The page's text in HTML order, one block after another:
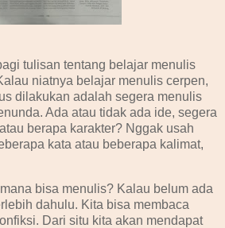
tulisan tentang belajar menulis
niatnya belajar menulis cerpen,
dilakukan adalah segera menulis
Ada atau tidak ada ide, segera
berapa karakter? Nggak usah
kata atau beberapa kalimat,
bisa menulis? Kalau belum ada
dahulu. Kita bisa membaca
Dari situ kita akan mendapat